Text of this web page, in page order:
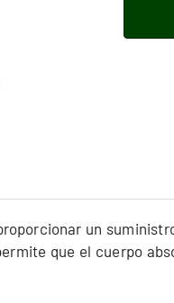
un
que el cuerpo